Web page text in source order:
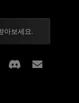
아보세요.
Facebook